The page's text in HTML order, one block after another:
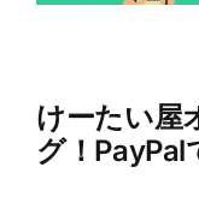
けーたい屋
グ！PayPal